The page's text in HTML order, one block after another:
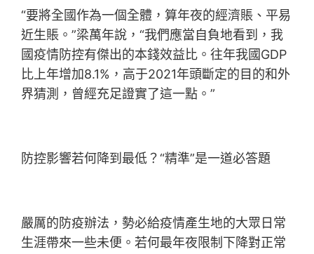
“要將全國作為一個全體，算年夜的經濟賬、平易
近生賬。”梁萬年說，“我們應當自負地看到，我
國疫情防控有傑出的本錢效益比。往年我國GDP
比上年增加8.1%，高于2021年頭斷定的目的和外
界猜測，曾經充足證實了這一點。”
防控影響若何降到最低？“精準”是一道必答題
嚴厲的防疫辦法，勢必給疫情產生地的大眾日常
生涯帶來一些未便。若何最年夜限制下降對正常